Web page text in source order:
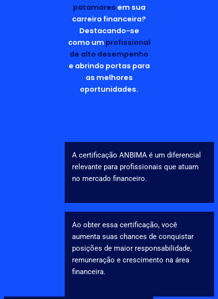
patamares em sua
carreira financeira?
Destacando-se
como um profissional
de alto desempenho
e abrindo portas para
as melhores
oportunidades.
A certificação ANBIMA é um diferencial
relevante para profissionais que atuam
no mercado financeiro.
Ao obter essa certificação, você
aumenta suas chances de conquistar
posições de maior responsabilidade,
remuneração e crescimento na área
financeira.